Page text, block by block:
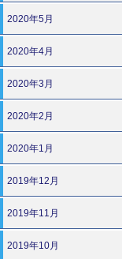
2020年5月
2020年4月
2020年3月
2020年2月
2020年1月
2019年12月
2019年11月
2019年10月